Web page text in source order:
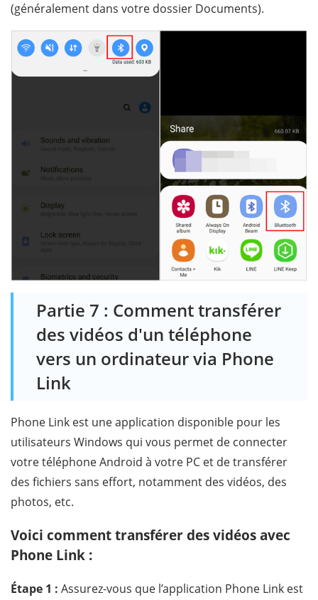
(généralement dans votre dossier Documents).
Partie 7 : Comment transférer
des vidéos d'un téléphone
vers un ordinateur via Phone
Link
Phone Link est une application disponible pour les
utilisateurs Windows qui vous permet de connecter
votre téléphone Android à votre PC et de transférer
des fichiers sans effort, notamment des vidéos, des
photos, etc.
Voici comment transférer des vidéos avec
Phone Link :
Étape 1 : Assurez-vous que l’application Phone Link est